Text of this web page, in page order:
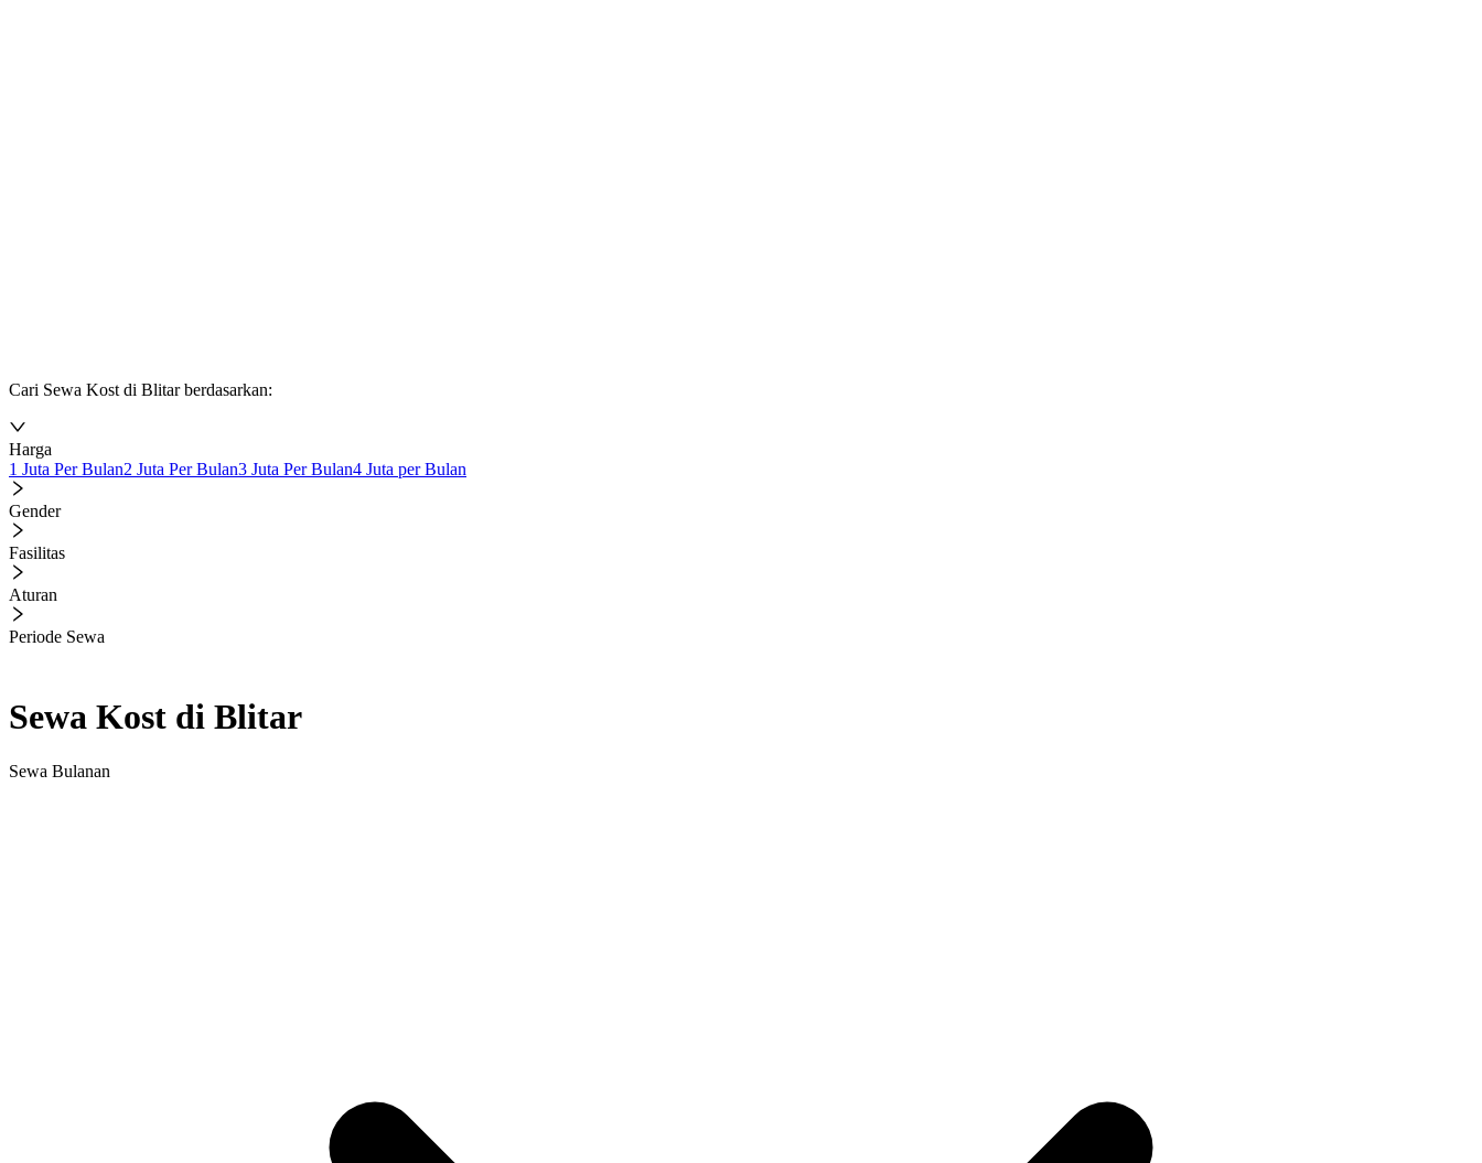
Cari Sewa Kost di Blitar berdasarkan:
Harga
1 Juta Per Bulan2 Juta Per Bulan3 Juta Per Bulan4 Juta per Bulan
Gender
Fasilitas
Aturan
Periode Sewa
Sewa Kost di Blitar
Sewa Bulanan